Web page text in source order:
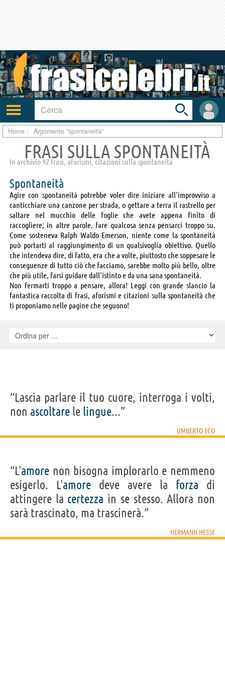
Attiva/disattiva
navigazione
User
area
Toggle
search
bar
Home Argomento "spontaneità"
FRASI SULLA SPONTANEITÀ
In archivio 92 frasi, aforismi, citazioni sulla spontaneità
Spontaneità
Agire con spontaneità potrebbe voler dire iniziare all'improvviso a
canticchiare una canzone per strada, o gettare a terra il rastrello per
saltare nel mucchio delle foglie che avete appena finito di
raccogliere; in altre parole, fare qualcosa senza pensarci troppo su.
Come sosteneva Ralph Waldo Emerson, niente come la spontaneità
può portarti al raggiungimento di un qualsivoglia obiettivo. Quello
che intendeva dire, di fatto, era che a volte, piuttosto che soppesare le
conseguenze di tutto ciò che facciamo, sarebbe molto più bello, oltre
che più utile, farsi guidare dall'istinto e da una sana spontaneità.
Non fermarti troppo a pensare, allora! Leggi con grande slancio la
fantastica raccolta di frasi, aforismi e citazioni sulla spontaneità che
ti proponiamo nelle pagine che seguono!
“Lascia parlare il tuo cuore, interroga i volti,
non ascoltare le lingue...”
UMBERTO ECO
“L'amore non bisogna implorarlo e nemmeno
esigerlo. L'amore deve avere la forza di
attingere la certezza in se stesso. Allora non
sarà trascinato, ma trascinerà.”
HERMANN HESSE